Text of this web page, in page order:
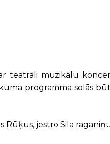
teatrāli muzikālu
programma solās
Rūķus, jestro Sila